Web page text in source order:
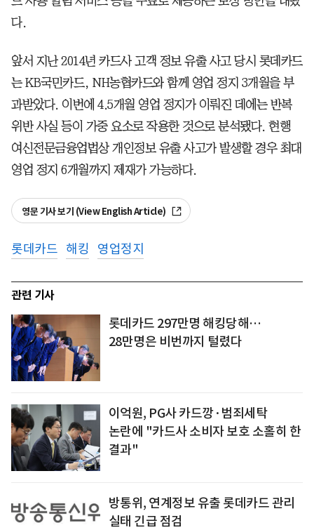
다.
앞서 지난 2014년 카드사 고객 정보 유출 사고 당시 롯데카드
는 KB국민카드, NH농협카드와 함께 영업 정지 3개월을 부
과받았다. 이번에 4.5개월 영업 정지가 이뤄진 데에는 반복
위반 사실 등이 가중 요소로 작용한 것으로 분석됐다. 현행
여신전문금융업법상 개인정보 유출 사고가 발생할 경우 최대
영업 정지 6개월까지 제재가 가능하다.
영문 기사 보기 (View English Article)
롯데카드 해킹 영업정지
관련 기사
롯데카드 297만명 해킹당해…
28만명은 비번까지 털렸다
이억원, PG사 카드깡·범죄세탁
논란에 "카드사 소비자 보호 소홀히 한
결과"
방통위, 연계정보 유출 롯데카드 관리
실태 긴급 점검